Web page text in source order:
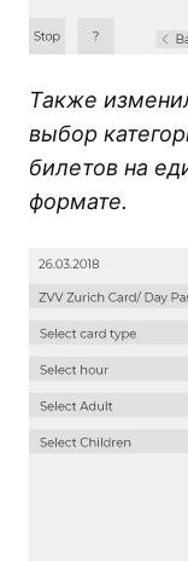
Также
выбор
билетов на
формате.